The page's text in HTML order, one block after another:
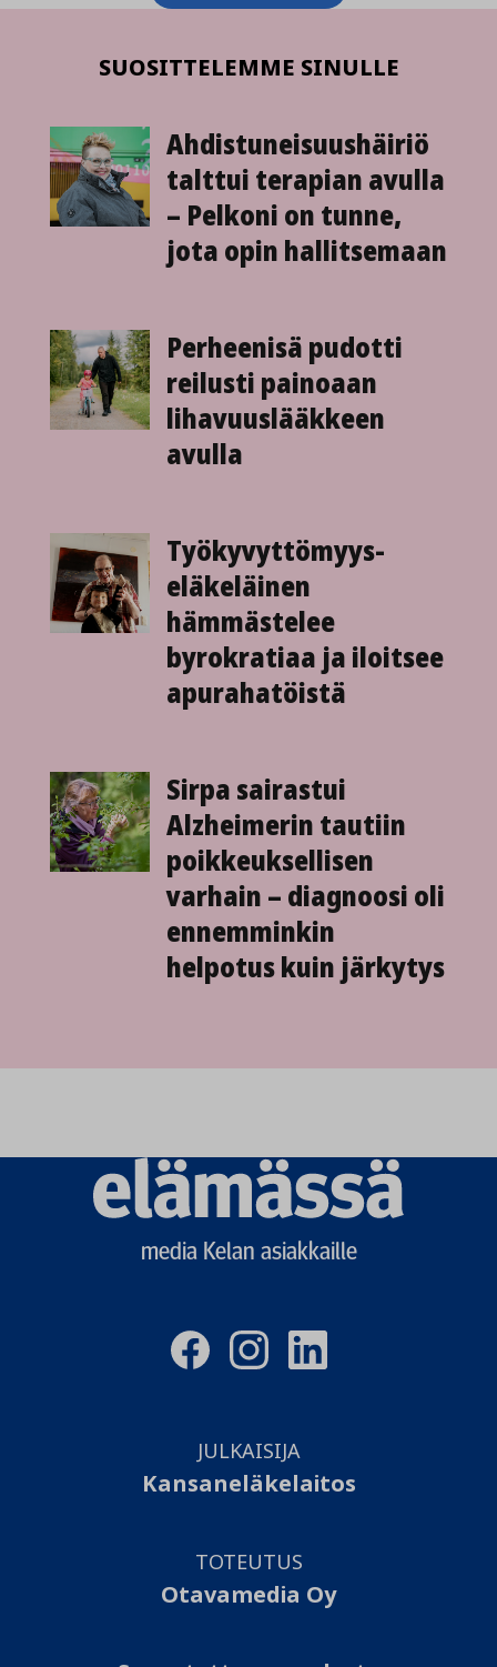
SUOSITTELEMME SINULLE
Ahdistuneisuus­häiriö
talttui terapian avulla
– Pelkoni on tunne,
jota opin hallitsemaan
Perheenisä pudotti
reilusti painoaan
lihavuus­lääkkeen
avulla
Työkyvyttömyys­
eläkeläinen
hämmästelee
byrokratiaa ja iloitsee
apuraha­töistä
Sirpa sairastui
Alzheimerin tautiin
poikkeuksellisen
varhain – diagnoosi oli
ennemminkin
helpotus kuin järkytys
Elämässä
logo
media Kelan asiakkaille
JULKAISIJA
Kansaneläkelaitos
TOTEUTUS
Otavamedia Oy